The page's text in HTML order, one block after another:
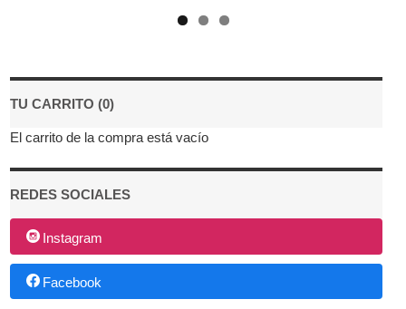
TU CARRITO (0)
El carrito de la compra está vacío
REDES SOCIALES
Instagram
Facebook